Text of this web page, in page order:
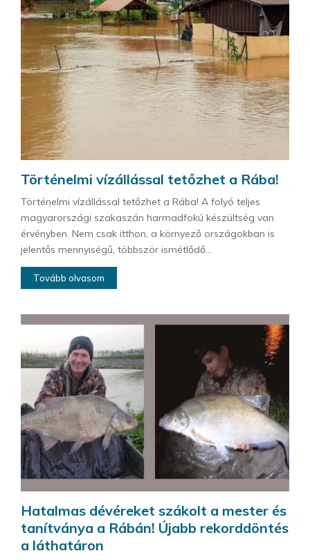
Történelmi vízállással tetőzhet a Rába!
Történelmi vízállással tetőzhet a Rába! A folyó teljes
magyarországi szakaszán harmadfokú készültség van
érvényben. Nem csak itthon, a környező országokban is
jelentős mennyiségű, többször ismétlődő...
Tovább olvasom
Hatalmas dévéreket szákolt a mester és
tanítványa a Rábán! Újabb rekorddöntés
a láthatáron